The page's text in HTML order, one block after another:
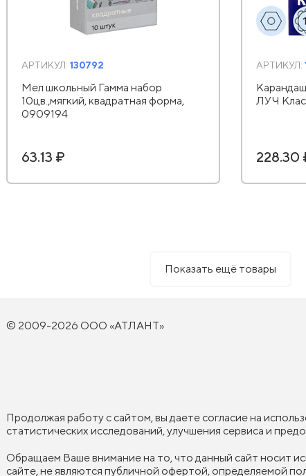
АРТИКУЛ: 130792
Мел школьный Гамма набор
10цв.,мягкий, квадратная форма,
0909194
63.13 ₽
АРТИКУЛ:
ЛУЧ
228.30
Показать ещё товары
© 2009-2026 ООО «АТЛАНТ»
Продолжая работу с сайтом, вы даете согласие на
статистических исследований, улучшения сервиса и
Обращаем Ваше внимание на то, что данный сайт носит
сайте, не являются публичной офертой, определяемой